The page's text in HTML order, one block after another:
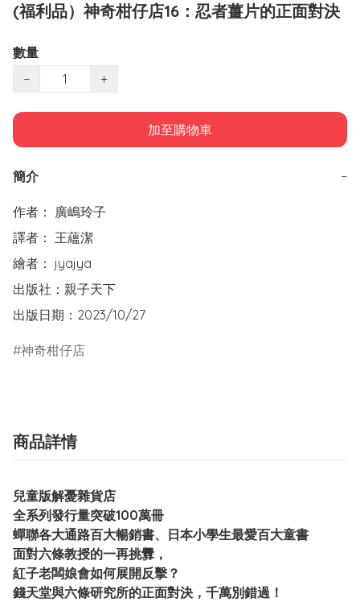
(福利品）神奇柑仔店16：忍者薑片的正面對決
數量
−
+
加至購物車
簡介 −
作者： 廣嶋玲子
譯者： 王蘊潔
繪者： jyajya
出版社：親子天下
出版日期：2023/10/27
神奇柑仔店
商品詳情
兒童版解憂雜貨店
全系列發行量突破100萬冊
蟬聯各大通路百大暢銷書、日本小學生最愛百大童書
面對六條教授的一再挑釁，
紅子老闆娘會如何展開反擊？
錢天堂與六條研究所的正面對決，千萬別錯過！